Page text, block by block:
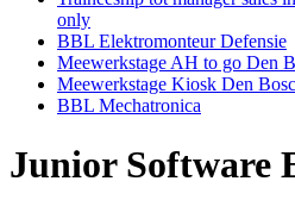
only
BBL Elektromonteur Defensie
Meewerkstage AH to go Den
Meewerkstage Kiosk Den
BBL Mechatronica
Junior Software